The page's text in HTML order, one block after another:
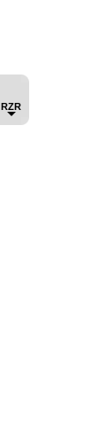
RZR